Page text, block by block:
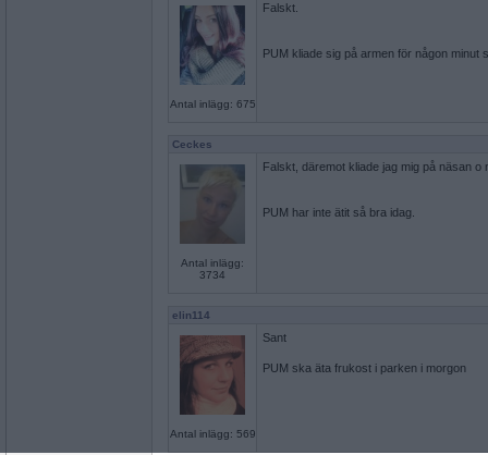
Antal inlägg: 675
Falskt.
PUM kliade sig på armen för någon minut
Ceckes
Antal inlägg:
3734
Falskt, däremot kliade jag mig på näsan o
PUM har inte ätit så bra idag.
elin114
Antal inlägg: 569
Sant
PUM ska äta frukost i parken i morgon